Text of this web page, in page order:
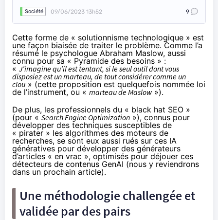
Société 09/06/2023 13h52 9
Cette forme de « solutionnisme technologique » est
une façon biaisée de traiter le problème. Comme l’a
résumé le psychologue Abraham Maslow, aussi
connu pour sa « Pyramide des besoins » :
« J’imagine qu’il est tentant, si le seul outil dont vous
disposiez est un marteau, de tout considérer comme un
clou » (cette proposition est quelquefois nommée loi
de l’instrument, ou « marteau de Maslow»).
De plus, les professionnels du « black hat SEO »
(pour « Search Engine Optimization »), connus pour
développer des techniques susceptibles de
« pirater » les algorithmes des moteurs de
recherches, se sont eux aussi rués sur ces IA
génératives pour développer des générateurs
d’articles « en vrac », optimisés pour déjouer ces
détecteurs de contenus GenAI (nous y reviendrons
dans un prochain article).
Une méthodologie challengée et
validée par des pairs